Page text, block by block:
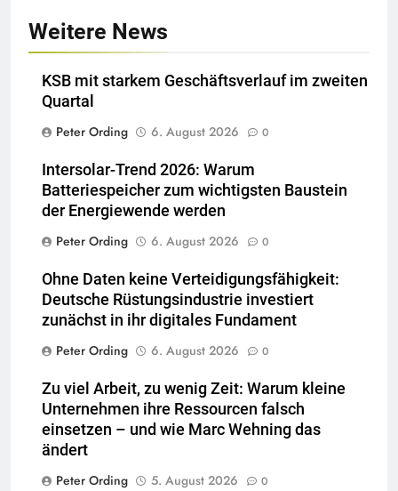
Weitere News
KSB mit starkem Geschäftsverlauf im zweiten
Quartal
Peter Ording
6. August 2026 0
Intersolar-Trend 2026: Warum
Batteriespeicher zum wichtigsten Baustein
der Energiewende werden
Peter Ording
6. August 2026 0
Ohne Daten keine Verteidigungsfähigkeit:
Deutsche Rüstungsindustrie investiert
zunächst in ihr digitales Fundament
Peter Ording
6. August 2026 0
Zu viel Arbeit, zu wenig Zeit: Warum kleine
Unternehmen ihre Ressourcen falsch
einsetzen – und wie Marc Wehning das
ändert
Peter Ording
5. August 2026 0